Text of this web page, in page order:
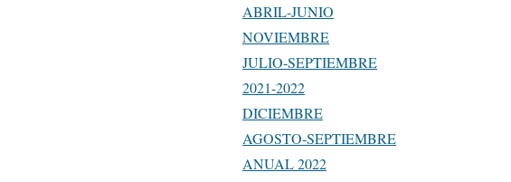
ABRIL-JUNIO
NOVIEMBRE
JULIO-SEPTIEMBRE
2021-2022
DICIEMBRE
AGOSTO-SEPTIEMBRE
ANUAL 2022